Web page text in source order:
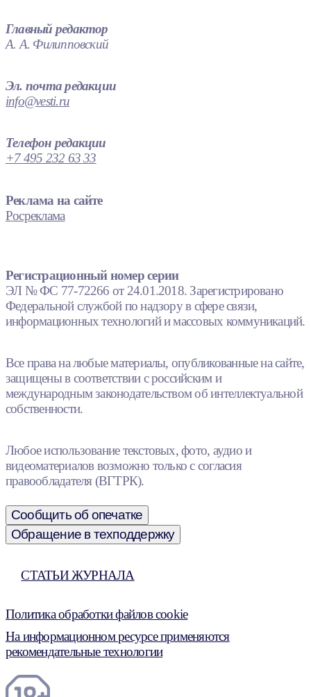
Главный редактор
А. А. Филипповский
Эл. почта редакции
info@vesti.ru
Телефон редакции
+7 495 232 63 33
Реклама на сайте
Росреклама
Регистрационный номер серии
ЭЛ № ФС 77-72266 от 24.01.2018. Зарегистрировано
Федеральной службой по надзору в сфере связи,
информационных технологий и массовых коммуникаций.
Все права на любые материалы, опубликованные на сайте,
защищены в соответствии с российским и
международным законодательством об интеллектуальной
собственности.
Любое использование текстовых, фото, аудио и
видеоматериалов возможно только с согласия
правообладателя (ВГТРК).
Сообщить об опечатке
Обращение в техподдержку
СТАТЬИ ЖУРНАЛА
Политика обработки файлов cookie
На информационном ресурсе применяются
рекомендательные технологии